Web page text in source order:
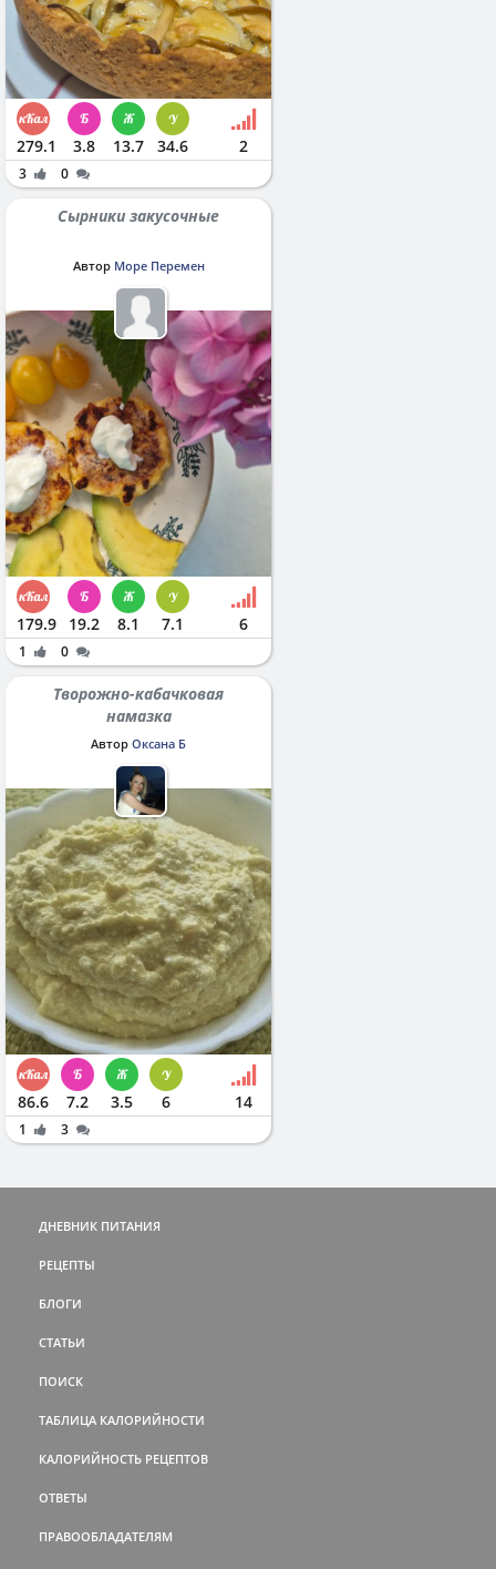
279.1 3.8 13.7 34.6 2
3 0
Сырники закусочные
Автор Море Перемен
179.9 19.2 8.1 7.1 6
1 0
Творожно-кабачковая
намазка
Автор Оксана Б
86.6 7.2 3.5 6 14
1 3
ДНЕВНИК ПИТАНИЯ
РЕЦЕПТЫ
БЛОГИ
СТАТЬИ
ПОИСК
ТАБЛИЦА КАЛОРИЙНОСТИ
КАЛОРИЙНОСТЬ РЕЦЕПТОВ
ОТВЕТЫ
ПРАВООБЛАДАТЕЛЯМ